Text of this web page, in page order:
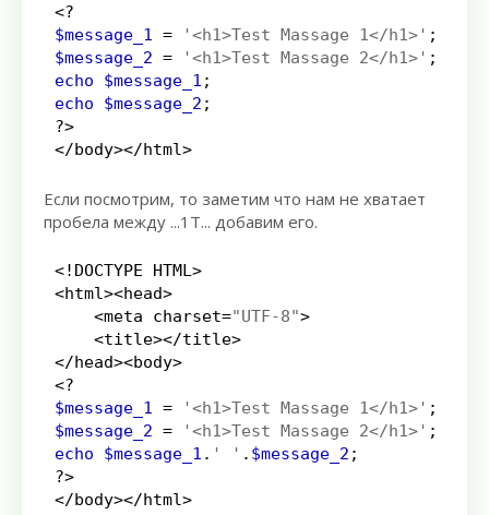
<?
$message_1 = '<h1>Test Massage 1</h1>' ;
$message_2 = '<h1>Test Massage 2</h1>' ;
echo
$message_1 ;
echo
$message_2 ;
?>
</body></html>
Если посмотрим, то заметим что нам не хватает
пробела между ...1T... добавим его.
<! DOCTYPE HTML>
<html><head>
<meta charset="UTF-8">
<title></title>
</head><body>
<?
$message_1 = '<h1>Test Massage 1</h1>' ;
$message_2 = '<h1>Test Massage 2</h1>' ;
echo
$message_1 . ' ' . $message_2 ;
?>
</body></html>